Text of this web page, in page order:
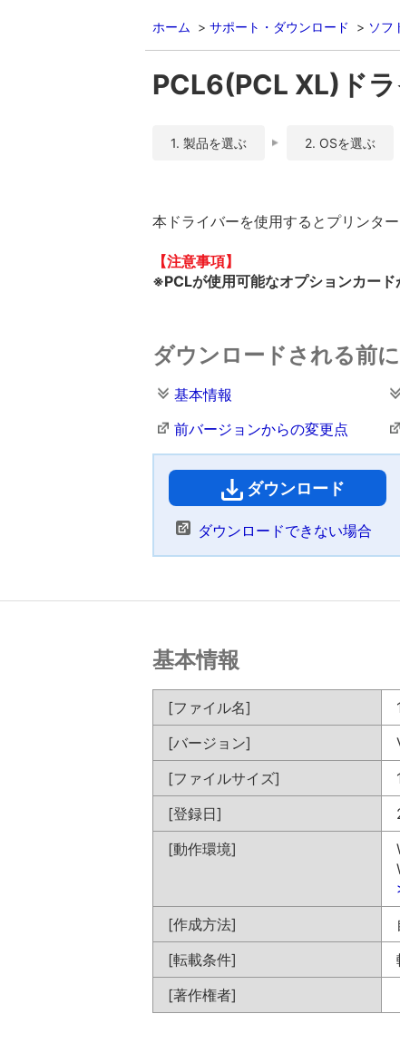
ホーム サポート・ダウンロード ソフ
PCL6(PCL XL)ド
1. 製品を選ぶ 2. OSを選ぶ
本ドライバーを使用するとプリンタ
【注意事項】
※PCLが使用可能なオプションカー
ダウンロードされる前
基本情報
前バージョンからの変更点
ダウンロード
ダウンロードできない場合
基本情報
[ファイル名]
[バージョン]
[ファイルサイズ]
[登録日]
[動作環境]
[作成方法]
[転載条件]
[著作権者]